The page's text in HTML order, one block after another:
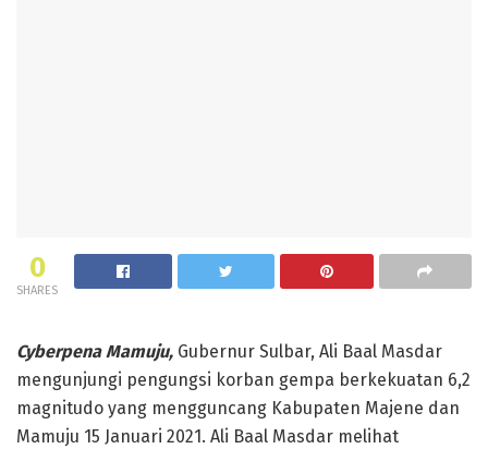
0
SHARES
Cyberpena Mamuju, Gubernur Sulbar, Ali Baal Masdar
mengunjungi pengungsi korban gempa berkekuatan 6,2
magnitudo yang mengguncang Kabupaten Majene dan
Mamuju 15 Januari 2021. Ali Baal Masdar melihat